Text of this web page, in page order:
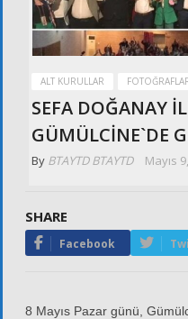
ALT KURULLAR
SEFA DOĞANAY
GÜMÜLCİNE`DE
By BTAYTD BTAYTD Mayıs
SHARE
Facebook
8 Mayıs Pazar günü,